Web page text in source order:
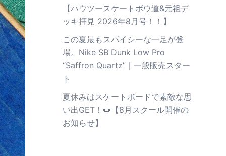
【ハウツースケートボウ道&元祖デ
ッキ拝見 2026年8月号！！】
この夏最もスパイシーな一足が登
場。Nike SB Dunk Low Pro
“Saffron Quartz”｜一般販売スター
ト
夏休みはスケートボードで素敵な思
い出GET！🌻【8月スクール開催の
お知らせ】